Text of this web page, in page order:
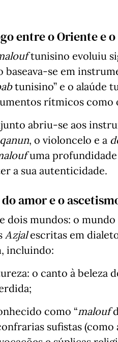
entre o Oriente e
tunisino evoluiu
se em
tunisino” e o alaúde
rítmicos como
abriu-se aos
qanun, o violoncelo e a
uma
a sua autenticidade.
amor e o
dois mundos: o mundo
Azjalescritas em
incluindo:
o canto à beleza
como “malouf
sufistas (como